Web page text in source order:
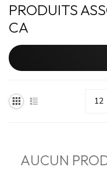
PRODUITS
CA
AUCUN